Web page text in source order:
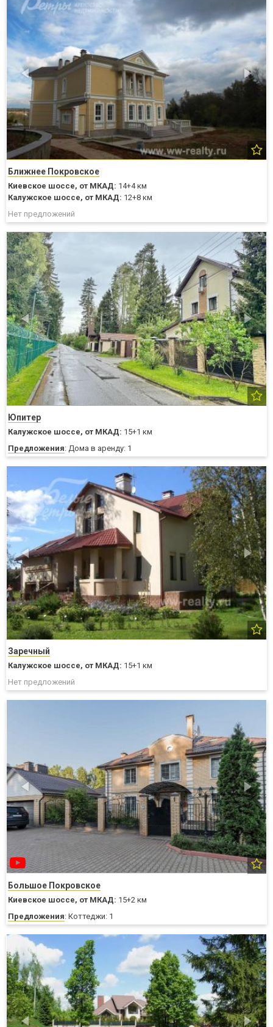
Ближнее Покровское
Киевское шоссе, от МКАД: 14+4 км
Калужское шоссе, от МКАД: 12+8 км
Нет предложений
Юпитер
Калужское шоссе, от МКАД: 15+1 км
Предложения: Дома в аренду: 1
Заречный
Калужское шоссе, от МКАД: 15+1 км
Нет предложений
Большое Покровское
Киевское шоссе, от МКАД: 15+2 км
Предложения: Коттеджи: 1